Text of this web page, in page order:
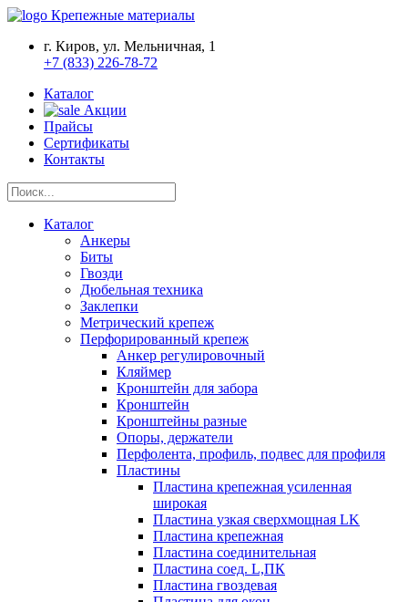
Крепежные материалы
г. Киров, ул. Мельничная, 1
+7 (833) 226-78-72
Каталог
Акции
Прайсы
Сертификаты
Контакты
Каталог
Анкеры
Биты
Гвозди
Дюбельная техника
Заклепки
Метрический крепеж
Перфорированный крепеж
Анкер регулировочный
Кляймер
Кронштейн для забора
Кронштейн
Кронштейны разные
Опоры, держатели
Перфолента, профиль, подвес для профиля
Пластины
Пластина крепежная усиленная
широкая
Пластина узкая сверхмощная LK
Пластина крепежная
Пластина соединительная
Пластина соед. L,ПК
Пластина гвоздевая